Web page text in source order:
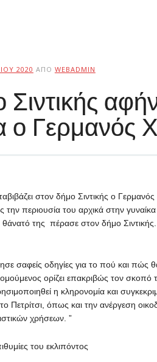
2020 ΑΠΌ WEBADMIN
ο Γερμανός
στον δήμο Σιντικής ο
περιουσία του αρχικά στην
της πέρασε στον δήμο Σιντικής.
σαφείς οδηγίες για το πού και πώς
ορίζει επακριβώς τον
η κληρονομία και
Πετρίτσι, όπως και την ανέργεση
χρήσεων. ”
του εκλιπόντος